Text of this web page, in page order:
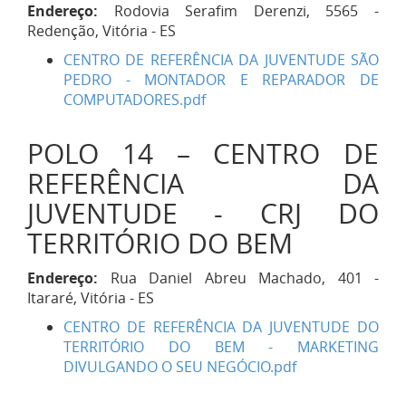
Endereço:
Rodovia Serafim Derenzi, 5565 -
Redenção, Vitória - ES
CENTRO DE REFERÊNCIA DA JUVENTUDE SÃO
PEDRO - MONTADOR E REPARADOR DE
COMPUTADORES.pdf
POLO 14 – CENTRO DE
REFERÊNCIA DA
JUVENTUDE - CRJ DO
TERRITÓRIO DO BEM
Endereço:
Rua Daniel Abreu Machado, 401 -
Itararé, Vitória - ES
CENTRO DE REFERÊNCIA DA JUVENTUDE DO
TERRITÓRIO DO BEM - MARKETING
DIVULGANDO O SEU NEGÓCIO.pdf